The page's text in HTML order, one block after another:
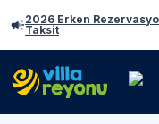
2026 Erken
Taksit